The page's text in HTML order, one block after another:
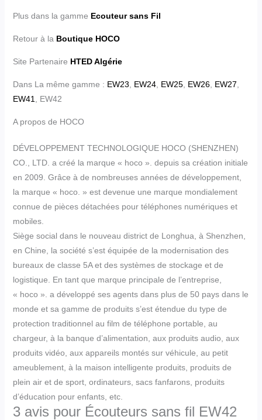
Plus dans la gamme Ecouteur sans Fil
Retour à la Boutique HOCO
Site Partenaire HTED Algérie
Dans La même gamme : EW23 EW24, EW25, EW26, EW27
EW41
, EW42
A propos de HOCO
DÉVELOPPEMENT TECHNOLOGIQUE HOCO (SHENZHEN)
CO., LTD. a créé la marque « hoco ». depuis sa création initiale
en 2009. Grâce à de nombreuses années de développement,
la marque « hoco. » est devenue une marque mondialement
connue de pièces détachées pour téléphones numériques et
mobiles.
Siège social dans le nouveau district de Longhua, à Shenzhen,
en Chine, la société s’est équipée de la modernisation des
bureaux de classe 5A et des systèmes de stockage et de
logistique. En tant que marque principale de l’entreprise,
« hoco ». a développé ses agents dans plus de 50 pays dans le
monde et sa gamme de produits s’est étendue du type de
protection traditionnel au film de téléphone portable, au
chargeur, à la banque d’alimentation, aux produits audio, aux
produits vidéo, aux appareils montés sur véhicule, au petit
ameublement, à la maison intelligente produits, produits de
plein air et de sport, ordinateurs, sacs fanfarons, produits
d’éducation pour enfants, etc.
3 avis pour Écouteurs sans fil EW42